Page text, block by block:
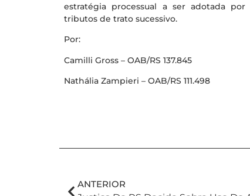
estratégia processual a ser adotada
tributos de trato sucessivo.
Por:
Camilli Gross – OAB/RS 137.845
Nathália Zampieri – OAB/RS 111.498
ANTERIOR